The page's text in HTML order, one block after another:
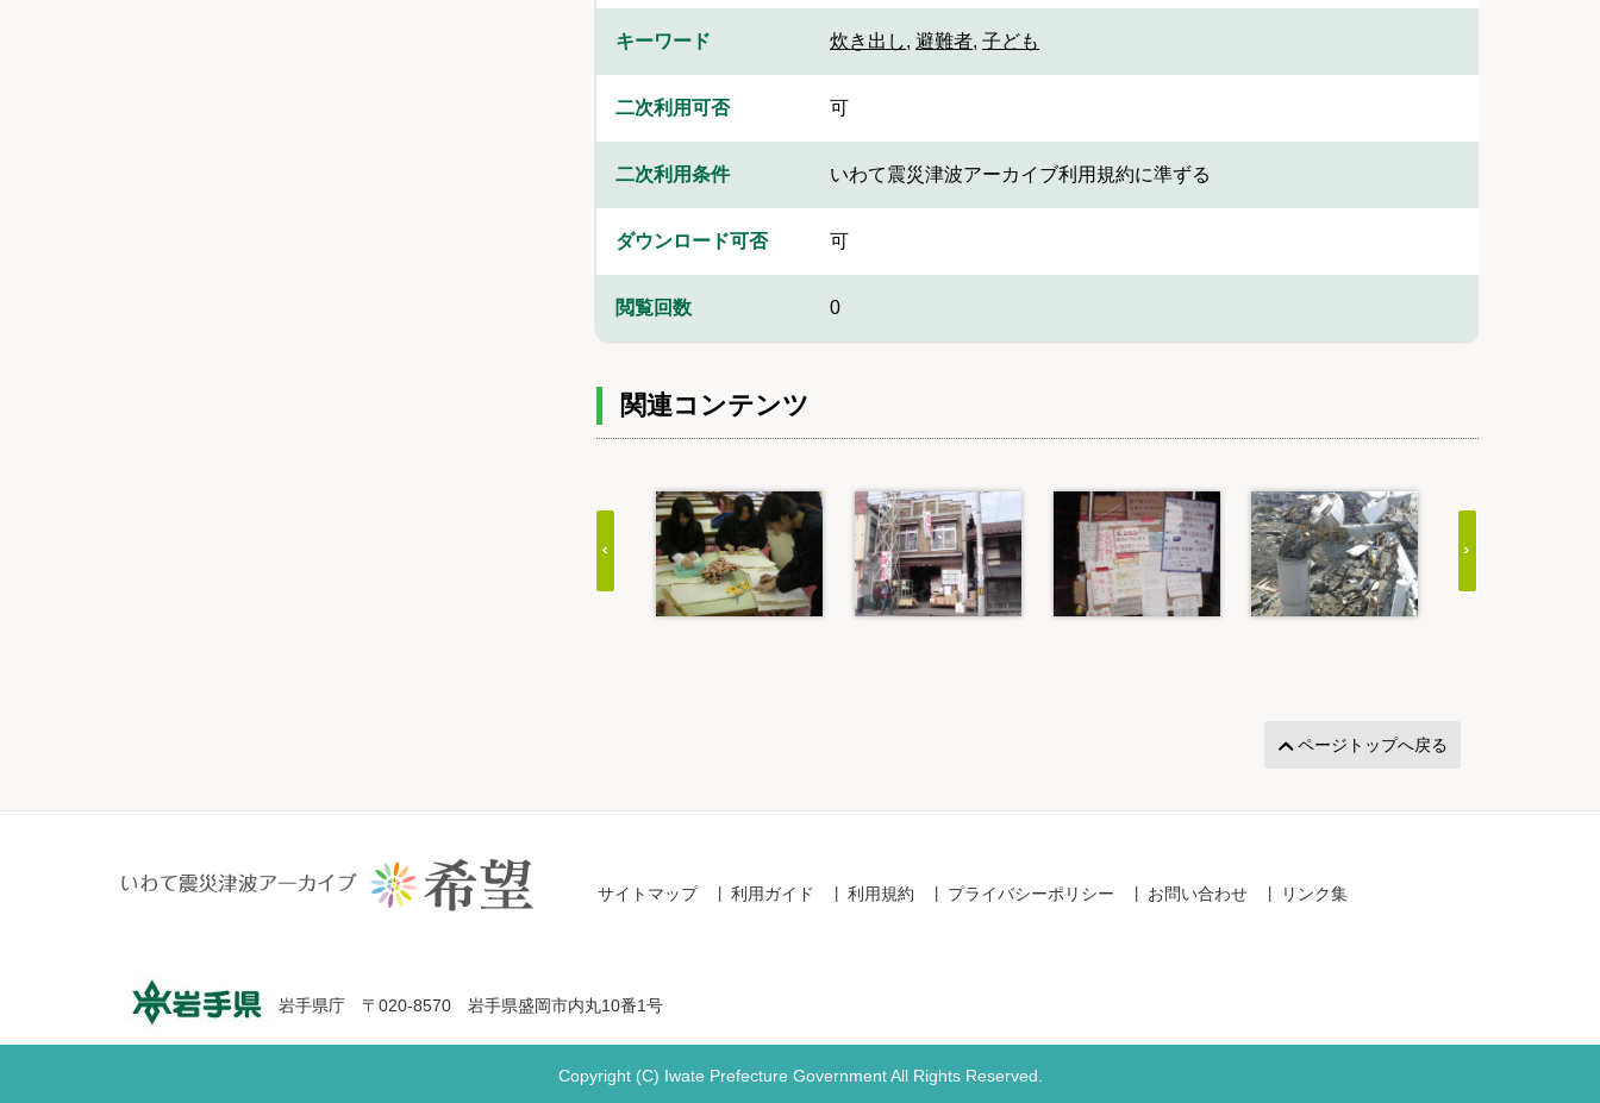
キーワード 炊き出し, 避難者, 子ども
二次利用可否 可
二次利用条件 いわて震災津波アーカイブ利用規約に準ずる
ダウンロード可否 可
閲覧回数 0
関連コンテンツ
ページトップへ戻る
サイトマップ 利用ガイド 利用規約 プライバシーポリシー お問い合わせ リンク集
岩手県庁 〒020-8570 岩手県盛岡市内丸10番1号
Copyright (C) Iwate Prefecture Government All Rights Reserved.